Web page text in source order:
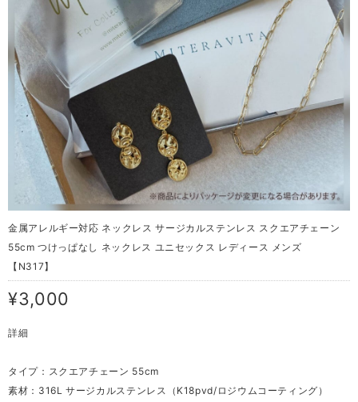
金属アレルギー対応 ネックレス サージカルステンレス スクエアチェーン
55cm つけっぱなし ネックレス ユニセックス レディース メンズ
【N317】
¥3,000
詳細
タイプ：スクエアチェーン 55cm
素材：316L サージカルステンレス（K18pvd/ロジウムコーティング）